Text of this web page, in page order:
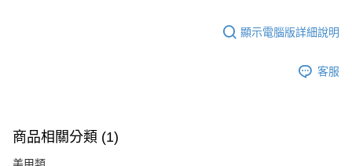
顯示電腦版詳細說明
客服
商品相關分類 (1)